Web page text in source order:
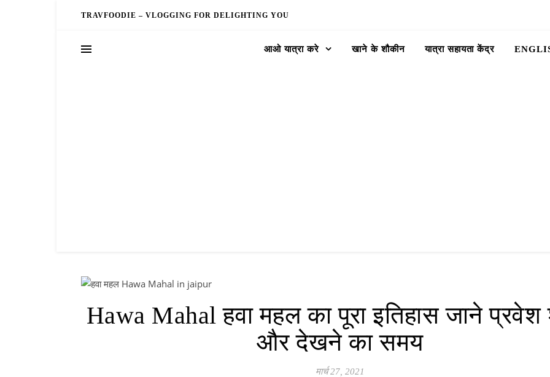
TRAVFOODIE – VLOGGING FOR DELIGHTING YOU
आओ यात्रा करे खाने के शौकीन यात्रा सहायता केंद्र
Hawa Mahal हवा महल का पूरा इतिहास जाने
और देखने का समय
मार्च 27, 2021